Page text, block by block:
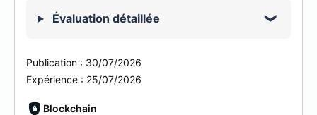
Évaluation détaillée
Publication : 30/07/2026
Expérience : 25/07/2026
Blockchain